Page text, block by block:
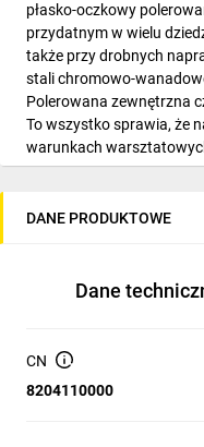
płasko-oczkowy
przydatnym w wielu
także przy drobnych
stali chromowo-
Polerowana zewnętrzna
To wszystko sprawia, że
warunkach
są oferowane w
powłoka antykorozyjna
doskonałe
MATERIAŁ PRODUKTU:
CrV
DANE PRODUKTOWE
Dane
CN
8204110000